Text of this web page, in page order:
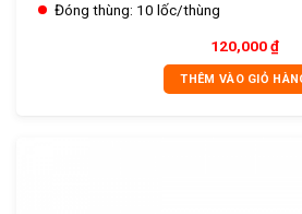
Đóng thùng: 10 lốc/thùng
120,000₫
THÊM VÀO GIỎ